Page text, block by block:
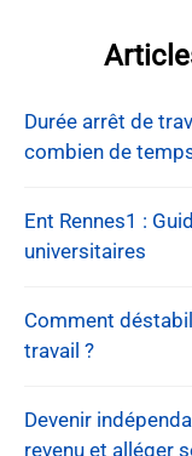
Durée arrêt de
combien de
Ent Rennes1 :
universitaires
Comment
travail ?
Devenir
revenu et alléger